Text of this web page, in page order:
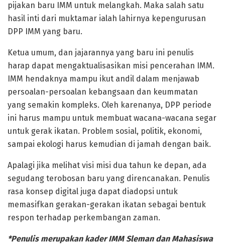
pijakan baru IMM untuk melangkah. Maka salah satu
hasil inti dari muktamar ialah lahirnya kepengurusan
DPP IMM yang baru.
Ketua umum, dan jajarannya yang baru ini penulis
harap dapat mengaktualisasikan misi pencerahan IMM.
IMM hendaknya mampu ikut andil dalam menjawab
persoalan-persoalan kebangsaan dan keummatan
yang semakin kompleks. Oleh karenanya, DPP periode
ini harus mampu untuk membuat wacana-wacana segar
untuk gerak ikatan. Problem sosial, politik, ekonomi,
sampai ekologi harus kemudian di jamah dengan baik.
Apalagi jika melihat visi misi dua tahun ke depan, ada
segudang terobosan baru yang direncanakan. Penulis
rasa konsep digital juga dapat diadopsi untuk
memasifkan gerakan-gerakan ikatan sebagai bentuk
respon terhadap perkembangan zaman.
*Penulis merupakan kader IMM Sleman dan Mahasiswa